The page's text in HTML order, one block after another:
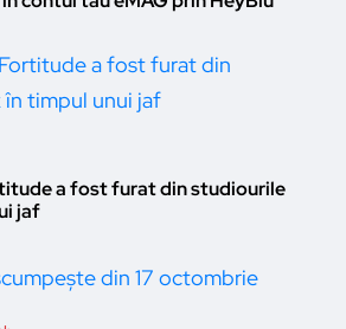
a fost furat din studiourile
jaf